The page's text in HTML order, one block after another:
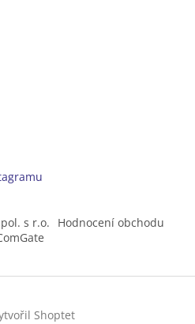
s r.o.
Hodnocení obchodu
Shoptet